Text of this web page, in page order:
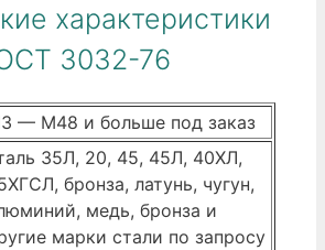
характеристики
3032-76
— М48 и больше под заказ
35Л, 20, 45, 45Л, 40ХЛ,
бронза, латунь, чугун,
медь, бронза и
марки стали по запросу